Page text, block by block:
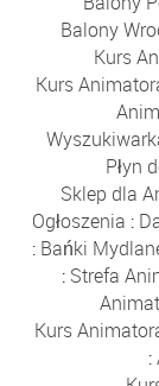
Balony
Kurs
Kurs
Płyn
Sklep dla
Ogłoszenia :
: Bańki
: Strefa
Kurs
: